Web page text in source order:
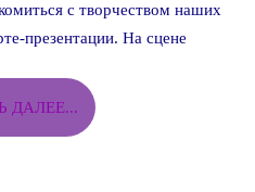
с творчеством наших
презентации. На сцене
ДАЛЕЕ... ЧИТАТЬ
ДАЛЕЕ...